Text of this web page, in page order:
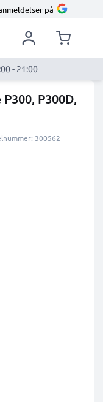
på
- 21:00
P300D,
300562